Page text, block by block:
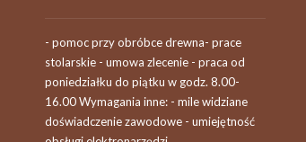
- pomoc przy obróbce drewna- prace
stolarskie - umowa zlecenie - praca od
poniedziałku do piątku w godz. 8.00-
16.00 Wymagania inne: - mile widziane
doświadczenie zawodowe - umiejętność